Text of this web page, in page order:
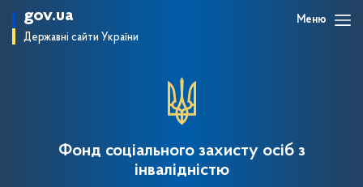
gov.ua
Державні сайти України
Меню
Фонд соціального захисту осіб з
інвалідністю